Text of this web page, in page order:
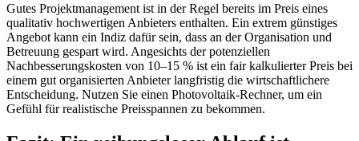
Gutes Projektmanagement ist in der Regel bereits im Preis eines
qualitativ hochwertigen Anbieters enthalten. Ein extrem günstiges
Angebot kann ein Indiz dafür sein, dass an der Organisation und
Betreuung gespart wird. Angesichts der potenziellen
Nachbesserungskosten von 10–15 % ist ein fair kalkulierter Preis bei
einem gut organisierten Anbieter langfristig die wirtschaftlichere
Entscheidung. Nutzen Sie einen Photovoltaik-Rechner, um ein
Gefühl für realistische Preisspannen zu bekommen.